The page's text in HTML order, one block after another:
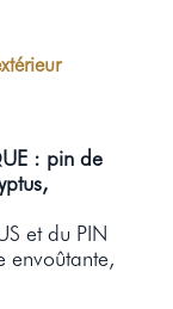
: pin de
et du PIN
envoûtante,